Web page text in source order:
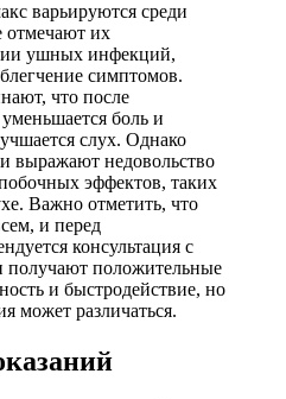
варьируются среди
отмечают их
ушных инфекций,
симптомов.
что после
боль и
слух. Однако
выражают недовольство
эффектов, таких
Важно отметить, что
и перед
консультация с
получают положительные
и быстродействие, но
может различаться.